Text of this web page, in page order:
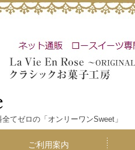
てゼロの「オンリーワンSweet」
ご利用案内